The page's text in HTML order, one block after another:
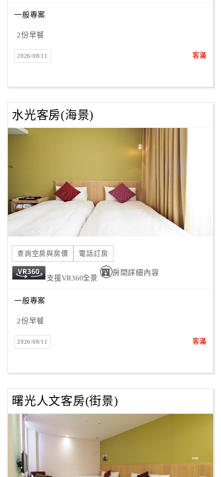
客
絡
單
Line
詢
房
國
房
收
據
一般專案
2份早餐
2026/08/11 客滿
水光客房(海景)
查詢空房與房價 電話訂房
支援VR360全景
房間詳細內容
一般專案
2份早餐
2026/08/11 客滿
曙光人文客房(街景)